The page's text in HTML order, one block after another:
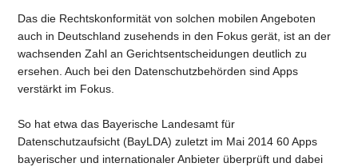
Das die Rechtskonformität von solchen mobilen Angeboten
auch in Deutschland zusehends in den Fokus gerät, ist an der
wachsenden Zahl an Gerichtsentscheidungen deutlich zu
ersehen. Auch bei den Datenschutzbehörden sind Apps
verstärkt im Fokus.
So hat etwa das Bayerische Landesamt für
Datenschutzaufsicht (BayLDA) zuletzt im Mai 2014 60 Apps
bayerischer und internationaler Anbieter überprüft und dabei